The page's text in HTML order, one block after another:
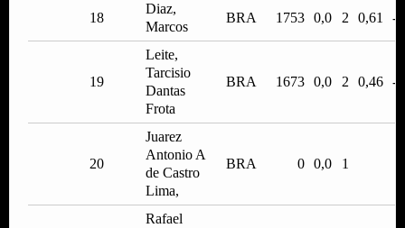
18
Diaz,
Marcos
BRA 1753 0,0 2 0,61 -
19
Leite,
Tarcisio
Dantas
Frota
BRA 1673 0,0 2 0,46 -
20
Juarez
Antonio A
de Castro
Lima,
BRA 0 0,0 1
Rafael